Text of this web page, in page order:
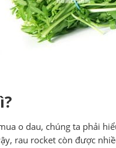
o dau, chúng ta phải
rau rocket còn được